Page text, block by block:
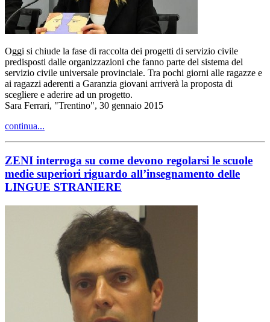
Oggi si chiude la fase di raccolta dei progetti di servizio civile
predisposti dalle organizzazioni che fanno parte del sistema del
servizio civile universale provinciale. Tra pochi giorni alle ragazze e
ai ragazzi aderenti a Garanzia giovani arriverà la proposta di
scegliere e aderire ad un progetto.
Sara Ferrari, "Trentino", 30 gennaio 2015
continua...
ZENI interroga su come devono regolarsi le scuole
medie superiori riguardo all’insegnamento delle
LINGUE STRANIERE